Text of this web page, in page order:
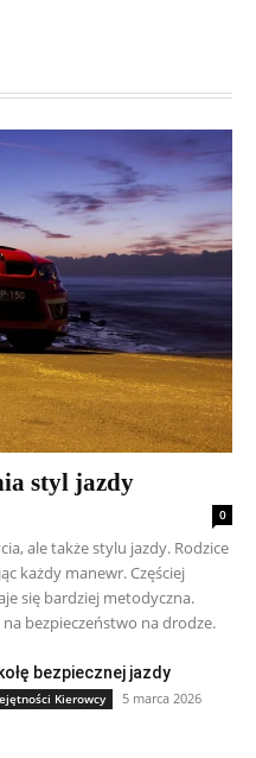
styl jazdy
0
ale także stylu jazdy. Rodzice
każdy manewr. Częściej
się bardziej metodyczna.
bezpieczeństwo na drodze.
bezpiecznej jazdy
Kierowcy 5 marca 2026